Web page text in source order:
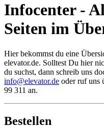
Infocenter -
Seiten im
Hier bekommst du eine
elevator.de. Solltest Du hier
du suchst, dann schreib uns
info@elevator.de oder ruf uns
99 311 an.
Bestellen